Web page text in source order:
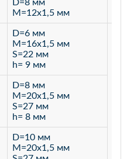
D=8 мм
M=12х1,5 мм
D=6 мм
M=16х1,5 мм
S=22 мм
h= 9 мм
D=8 мм
M=20х1,5 мм
S=27 мм
h= 8 мм
D=10 мм
M=20х1,5 мм